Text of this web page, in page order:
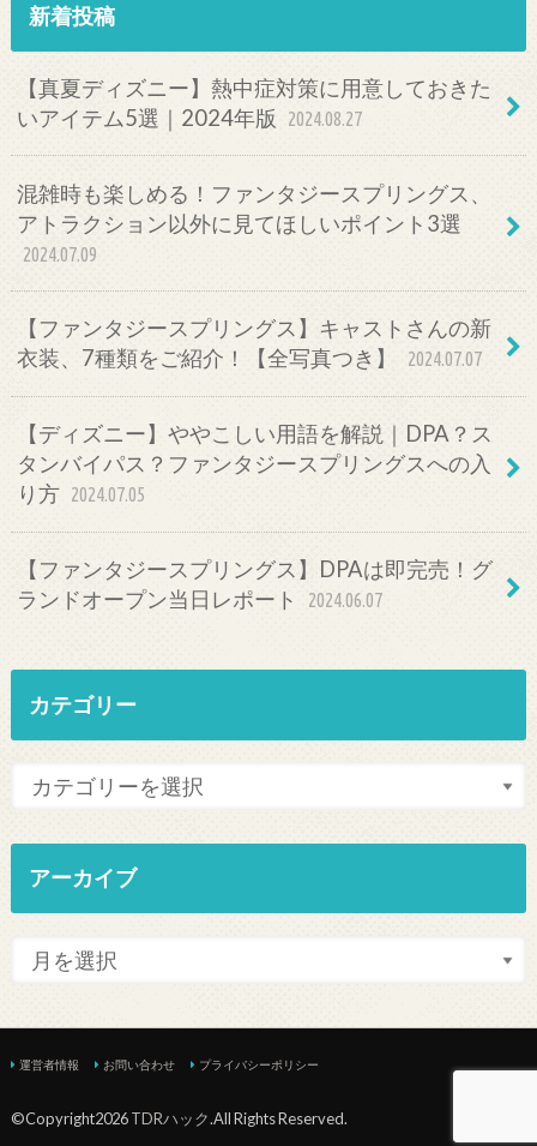
新着投稿
【真夏ディズニー】熱中症対策に用意しておきた
いアイテム5選｜2024年版
2024.08.27
混雑時も楽しめる！ファンタジースプリングス、
アトラクション以外に見てほしいポイント3選
2024.07.09
【ファンタジースプリングス】キャストさんの新
衣装、7種類をご紹介！【全写真つき】
2024.07.07
【ディズニー】ややこしい用語を解説｜DPA？ス
タンバイパス？ファンタジースプリングスへの入
り方 2024.07.05
【ファンタジースプリングス】DPAは即完売！グ
ランドオープン当日レポート
2024.06.07
カテゴリー
アーカイブ
運営者情報 お問い合わせ プライバシーポリシー
©Copyright2026TDRハック.All Rights Reserved.